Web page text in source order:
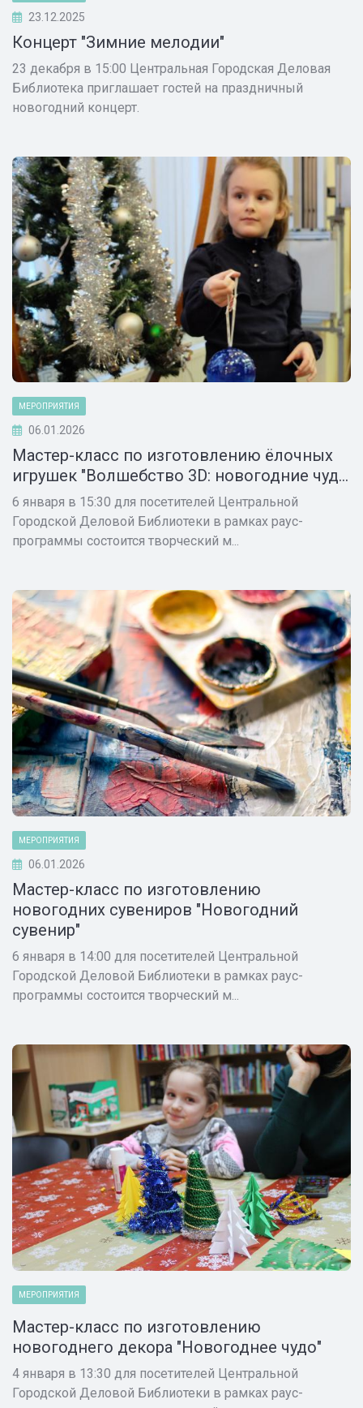
23.12.2025
Концерт "Зимние мелодии"
23 декабря в 15:00 Центральная Городская Деловая
Библиотека приглашает гостей на праздничный
новогодний концерт.
МЕРОПРИЯТИЯ
06.01.2026
Мастер-класс по изготовлению ёлочных
игрушек "Волшебство 3D: новогодние чуд...
6 января в 15:30 для посетителей Центральной
Городской Деловой Библиотеки в рамках раус-
программы состоится творческий м...
МЕРОПРИЯТИЯ
06.01.2026
Мастер-класс по изготовлению
новогодних сувениров "Новогодний
сувенир"
6 января в 14:00 для посетителей Центральной
Городской Деловой Библиотеки в рамках раус-
программы состоится творческий м...
МЕРОПРИЯТИЯ
Мастер-класс по изготовлению
новогоднего декора "Новогоднее чудо"
4 января в 13:30 для посетителей Центральной
Городской Деловой Библиотеки в рамках раус-